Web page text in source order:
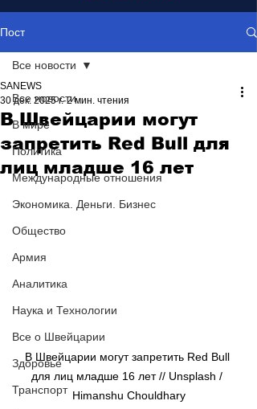
Пост
Все новости
В мире
Политика
Международные отношения
Экономика. Деньги. Бизнес
Общество
Армия
Аналитика
Наука и Технологии
Все о Швейцарии
Здоровье
Транспорт
Все новости
В Швейцарии могут
запретить Red Bull для
лиц младше 16 лет
SANEWS
30 дек. 2025 г. 2 мин. чтения
В Швейцарии могут запретить Red Bull
для лиц младше 16 лет // Unsplash /
Himanshu Chouldhary